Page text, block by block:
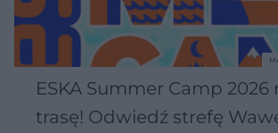
ESKA Summer Camp 2026
trasę! Odwiedź strefę